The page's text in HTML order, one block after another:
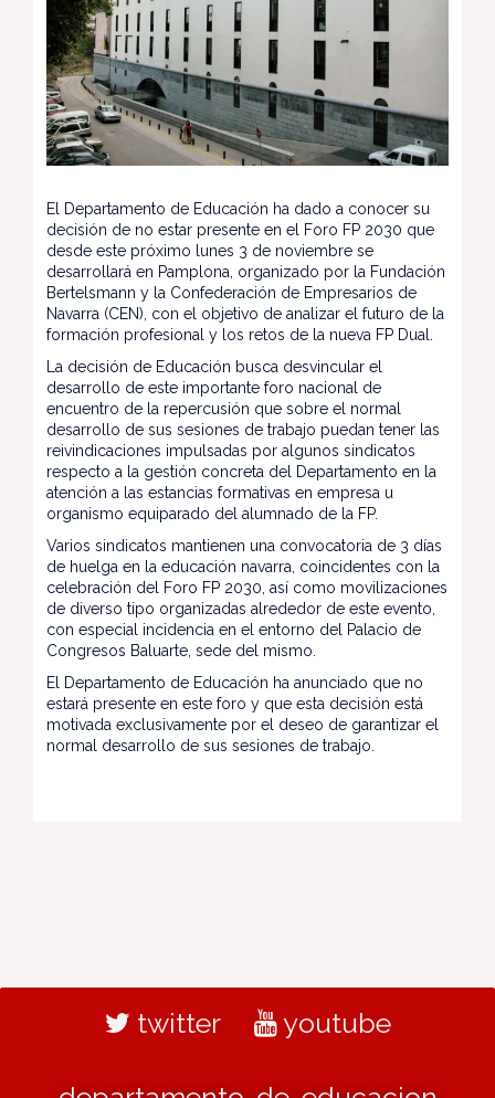
El Departamento de Educación ha dado a conocer su
decisión de no estar presente en el Foro FP 2030 que
desde este próximo lunes 3 de noviembre se
desarrollará en Pamplona, organizado por la Fundación
Bertelsmann y la Confederación de Empresarios de
Navarra (CEN), con el objetivo de analizar el futuro de la
formación profesional y los retos de la nueva FP Dual.
La decisión de Educación busca desvincular el
desarrollo de este importante foro nacional de
encuentro de la repercusión que sobre el normal
desarrollo de sus sesiones de trabajo puedan tener las
reivindicaciones impulsadas por algunos sindicatos
respecto a la gestión concreta del Departamento en la
atención a las estancias formativas en empresa u
organismo equiparado del alumnado de la FP.
Varios sindicatos mantienen una convocatoria de 3 días
de huelga en la educación navarra, coincidentes con la
celebración del Foro FP 2030, así como movilizaciones
de diverso tipo organizadas alrededor de este evento,
con especial incidencia en el entorno del Palacio de
Congresos Baluarte, sede del mismo.
El Departamento de Educación ha anunciado que no
estará presente en este foro y que esta decisión está
motivada exclusivamente por el deseo de garantizar el
normal desarrollo de sus sesiones de trabajo.
twitter youtube